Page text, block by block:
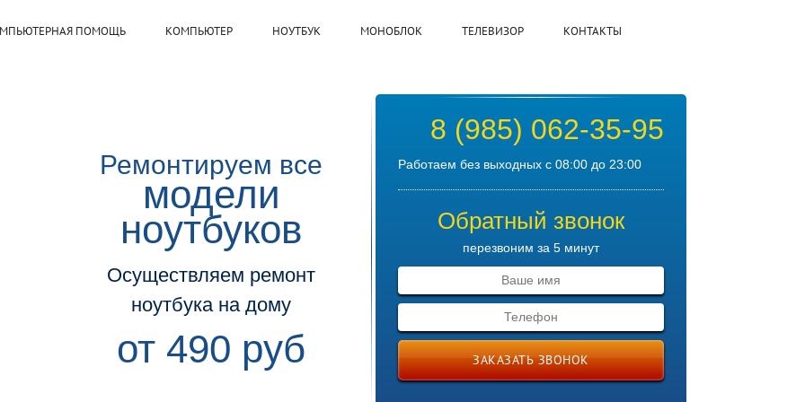
ПОМОЩЬ КОМПЬЮТЕР НОУТБУК МОНОБЛОК ТЕЛЕВИЗОР КОНТАКТЫ
8 (985) 062-35-95
Работаем без выходных с 08:00 до 23:00
Обратный звонок
перезвоним за 5 минут
ЗАКАЗАТЬ ЗВОНОК
Ремонтируем все
модели
ноутбуков
Осуществляем ремонт
ноутбука на дому
от 490 руб